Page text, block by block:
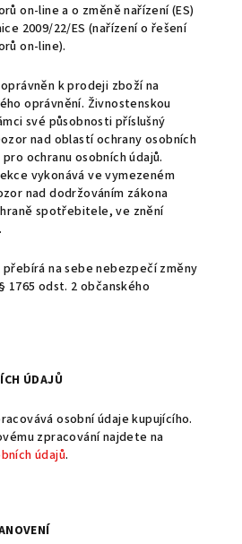
on-line a o změně nařízení (ES)
2009/22/ES (nařízení o řešení
on-line).
k prodeji zboží na
oprávnění. Živnostenskou
své působnosti příslušný
nad oblastí ochrany osobních
ochranu osobních údajů.
vykonává ve vymezeném
nad dodržováním zákona
spotřebitele, ve znění
na sebe nebezpečí změny
1765 odst. 2 občanského
ÚDAJŮ
osobní údaje kupujícího.
zpracování najdete na
údajů.